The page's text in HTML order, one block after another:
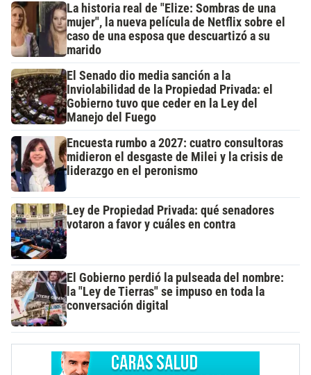
La historia real de "Elize: Sombras de una
mujer", la nueva película de Netflix sobre el
caso de una esposa que descuartizó a su
marido
El Senado dio media sanción a la
Inviolabilidad de la Propiedad Privada: el
Gobierno tuvo que ceder en la Ley del
Manejo del Fuego
Encuesta rumbo a 2027: cuatro consultoras
midieron el desgaste de Milei y la crisis de
liderazgo en el peronismo
Ley de Propiedad Privada: qué senadores
votaron a favor y cuáles en contra
El Gobierno perdió la pulseada del nombre:
la "Ley de Tierras" se impuso en toda la
conversación digital